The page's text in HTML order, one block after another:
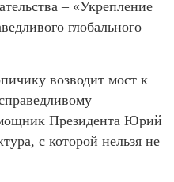
– «Укрепление
глобального
возводит мост к
Президента Юрий
с которой нельзя не